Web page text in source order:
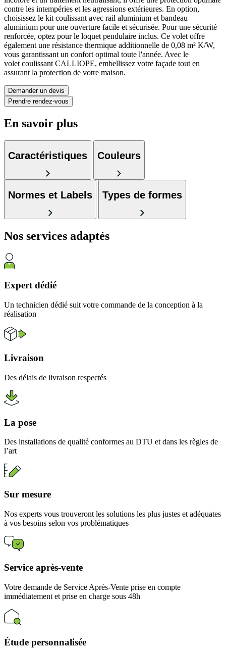
contre les intempéries et les agressions extérieures. En option,
choisissez le kit coulissant avec rail aluminium et bandeau
aluminium pour une ouverture facile et sécurisée. Pour une sécurité
renforcée, optez pour le loquet pendulaire inclus. Ce volet offre
également une résistance thermique additionnelle de 0,08 m² K/W,
vous garantissant un confort optimal toute l'année. Avec le
volet coulissant CALLIOPE, embellissez votre façade tout en
assurant la protection de votre maison.
Demander un devis
Prendre rendez-vous
En savoir plus
Caractéristiques Couleurs
Normes et Labels Types de formes
Nos services adaptés
Expert dédié
Un technicien dédié suit votre commande de la conception à la
réalisation
Livraison
Des délais de livraison respectés
La pose
Des installations de qualité conformes au DTU et dans les règles de
l’art
Sur mesure
Nos experts vous trouveront les solutions les plus justes et adéquates
à vos besoins selon vos problématiques
Service après-vente
Votre demande de Service Après-Vente prise en compte
immédiatement et prise en charge sous 48h
Étude personnalisée